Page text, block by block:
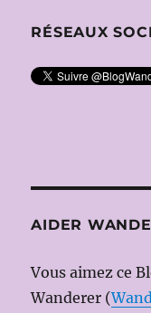
RÉSEAUX
AIDER
Vous aimez ce
Wanderer (